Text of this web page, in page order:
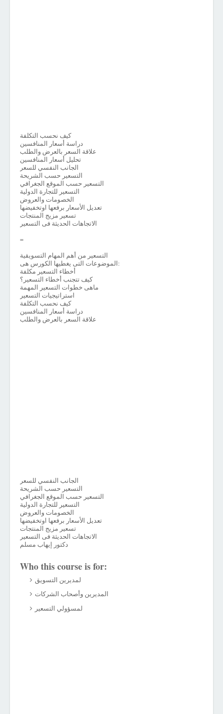
كيف نحسب التكلفة
دراسة أسعار المنافسين
علاقة السعر بالعرض والطلب
تحليل أسعار المنافسين
الجانب النفسي للسعر
التسعير حسب الشريحة
التسعير حسب الموقع الجغرافي
التسعير للتجارة الدولية
الخصومات والعروض
تعديل الأسعار برفعها اوتخفيضها
تسعير مزيج المنتجات
الاتجاهات الحديثة فى التسعير
=
التسعير من أهم المهام التسويقية
الموضوعات التى يغطيها الكورس هى:
أخطاء التسعير مكلفة
كيف تتجنب أخطاء التسعير؟
ماهى خطوات التسعير المهمة
استراتيجيات التسعير
كيف نحسب التكلفة
دراسة أسعار المنافسين
علاقة السعر بالعرض والطلب
الجانب النفسي للسعر
التسعير حسب الشريحة
التسعير حسب الموقع الجغرافي
التسعير للتجارة الدولية
الخصومات والعروض
تعديل الأسعار برفعها اوتخفيضها
تسعير مزيج المنتجات
الاتجاهات الحديثة فى التسعير
دكتور إيهاب مسلم
Who this course is for:
لمديرين التسويق
المديرين وأصحاب الشركات
لمسؤولي التسعير